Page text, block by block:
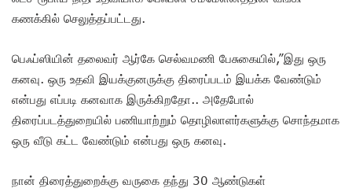
கணக்கில் செலுத்தப்பட்டது.
பெஃப்ஸியின் தலைவர் ஆர்கே செல்வமணி பேசுகையில்,”இது ஒரு
கனவு. ஒரு உதவி இயக்குனருக்கு திரைப்படம் இயக்க வேண்டும்
என்பது எப்படி கனவாக இருக்கிறதோ.. அதேபோல்
திரைப்படத்துறையில் பணியாற்றும் தொழிலாளர்களுக்கு சொந்தமாக
ஒரு வீடு கட்ட வேண்டும் என்பது ஒரு கனவு.
நான் திரைத்துறைக்கு வருகை தந்து 30 ஆண்டுகள்